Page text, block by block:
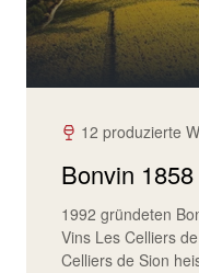
12 produzierte
Bonvin
1992 gründeten
Vins Les Celliers
Celliers de Sion